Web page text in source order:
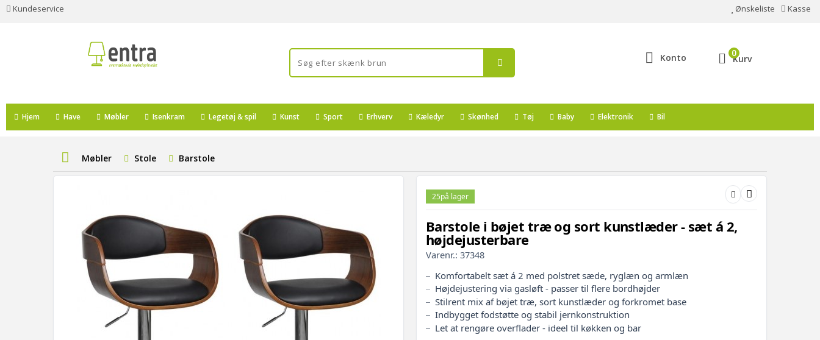
Kundeservice Ønskeliste Kasse
Konto Kurv
0
Hjem Have Møbler Isenkram Legetøj & spil Kunst Sport Erhverv Kæledyr Skønhed Tøj Baby Elektronik Bil
Møbler Stole Barstole
25på lager
Barstole i bøjet træ og sort kunstlæder - sæt á 2,
højdejusterbare
Varenr.: 37348
Komfortabelt sæt á 2 med polstret sæde, ryglæn og armlæn
Højdejustering via gasløft - passer til flere bordhøjder
Stilrent mix af bøjet træ, sort kunstlæder og forkromet base
Indbygget fodstøtte og stabil jernkonstruktion
Let at rengøre overflader - ideel til køkken og bar